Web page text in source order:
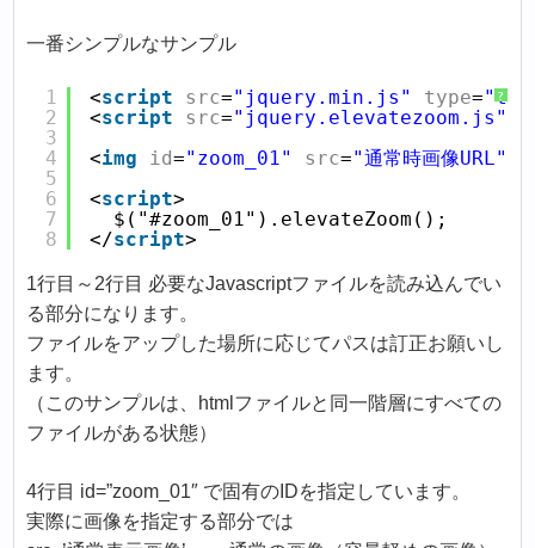
一番シンプルなサンプル
?
1
2
3
4
5
6
7
8
<script src="jquery.min.js" type=
<script src="jquery.elevatezoom.js"
<img id="zoom_01" src="通常時画像URL"
<script>
$("#zoom_01").elevateZoom();
</script>
1行目～2行目 必要なJavascriptファイルを読み込んでい
る部分になります。
ファイルをアップした場所に応じてパスは訂正お願いし
ます。
（このサンプルは、htmlファイルと同一階層にすべての
ファイルがある状態）
4行目 id=”zoom_01″ で固有のIDを指定しています。
実際に画像を指定する部分では